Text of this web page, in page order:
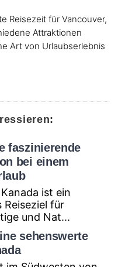
Reisezeit für Vancouver,
Attraktionen
Art von Urlaubserlebnis
faszinierende
bei einem
ist ein
für
und Nat...
sehenswerte